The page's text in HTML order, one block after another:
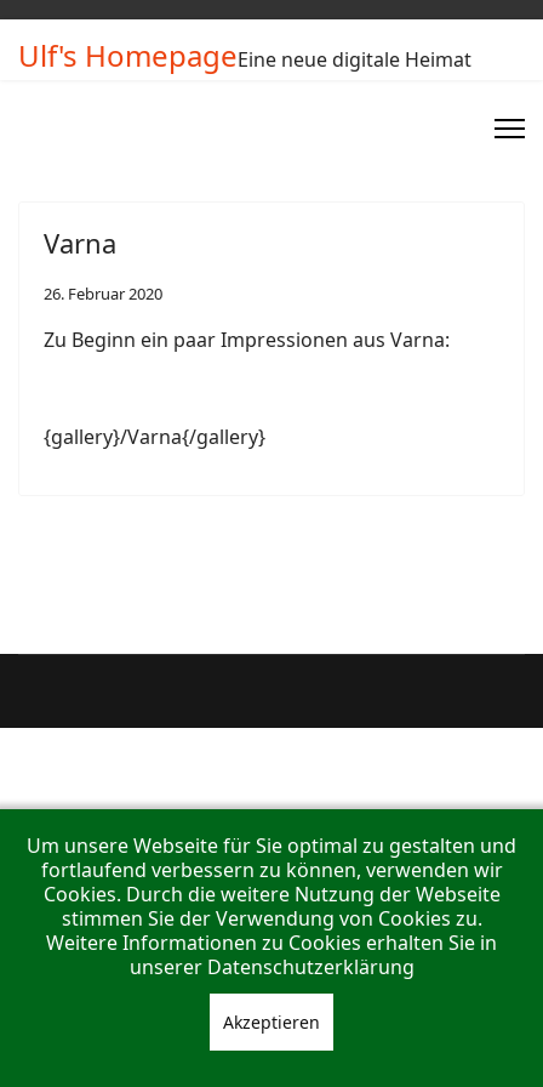
Ulf's HomepageEine neue digitale Heimat
Varna
26. Februar 2020
Zu Beginn ein paar Impressionen aus Varna:
{gallery}/Varna{/gallery}
Um unsere Webseite für Sie optimal zu gestalten und
fortlaufend verbessern zu können, verwenden wir
Cookies. Durch die weitere Nutzung der Webseite
stimmen Sie der Verwendung von Cookies zu.
Weitere Informationen zu Cookies erhalten Sie in
unserer Datenschutzerklärung
Akzeptieren